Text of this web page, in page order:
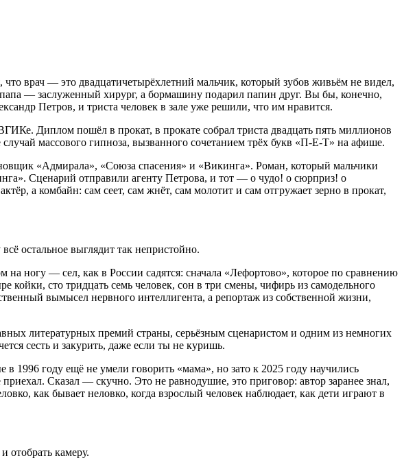
что врач — это двадцатичетырёхлетний мальчик, который зубов живьём не видел,
— заслуженный хирург, а бормашину подарил папин друг. Вы бы, конечно,
Петров, и триста человек в зале уже решили, что им нравится.
Диплом пошёл в прокат, в прокате собрал триста двадцать пять миллионов
массового гипноза, вызванного сочетанием трёх букв «П-Е-Т» на афише.
«Адмирала», «Союза спасения» и «Викинга». Роман, который мальчики
Сценарий отправили агенту Петрова, и тот — о чудо! о сюрприз! о
а комбайн: сам сеет, сам жнёт, сам молотит и сам отгружает зерно в прокат,
остальное выглядит так непристойно.
ногу — сел, как в России садятся: сначала «Лефортово», которое по сравнению
койки, сто тридцать семь человек, сон в три смены, чифирь из самодельного
вымысел нервного интеллигента, а репортаж из собственной жизни,
литературных премий страны, серьёзным сценаристом и одним из немногих
сесть и закурить, даже если ты не куришь.
году ещё не умели говорить «мама», но зато к 2025 году научились
Сказал — скучно. Это не равнодушие, это приговор: автор заранее знал,
как бывает неловко, когда взрослый человек наблюдает, как дети играют в
отобрать камеру.